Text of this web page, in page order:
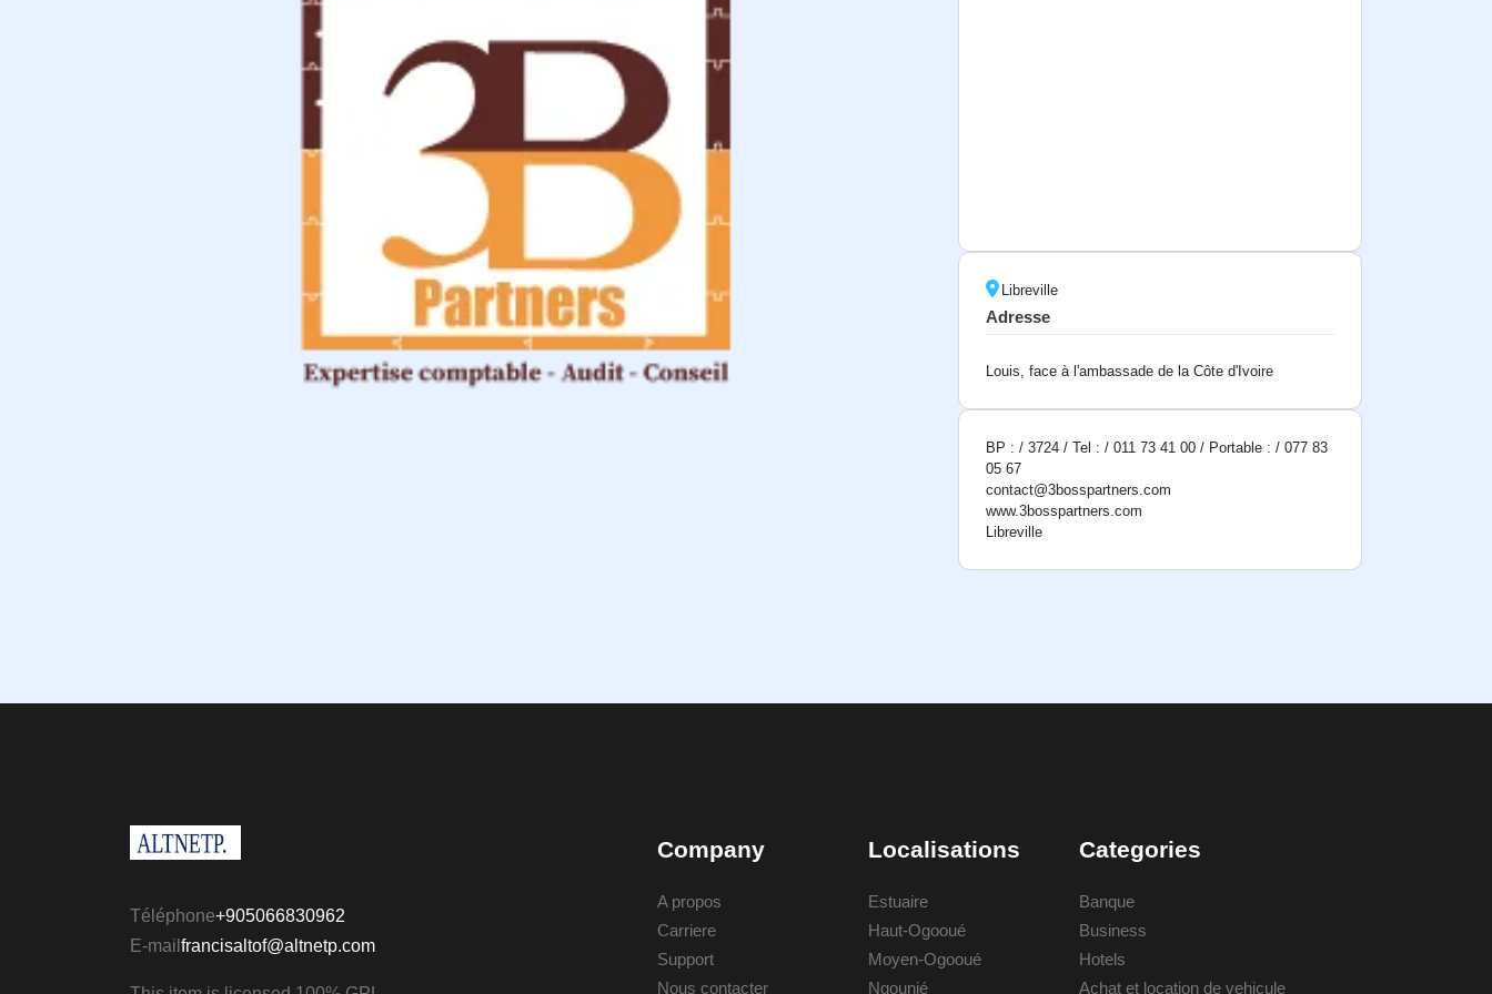
Libreville
Adresse
Louis, face à l'ambassade de la Côte d'Ivoire
BP : / 3724 / Tel : / 011 73 41 00 / Portable : / 077 83
05 67
contact@3bosspartners.com
www.3bosspartners.com
Libreville
Téléphone+905066830962
E-mail francisaltof@altnetp.com
Company
A propos
Carriere
Support
Nous contacter
Localisations
Estuaire
Haut-Ogooué
Moyen-Ogooué
Ngounié
Categories
Banque
Business
Hotels
Achat et location de vehicule